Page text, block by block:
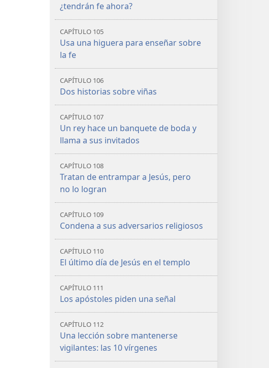
¿tendrán fe ahora?
CAPÍTULO 105
Usa una higuera para enseñar sobre
la fe
CAPÍTULO 106
Dos historias sobre viñas
CAPÍTULO 107
Un rey hace un banquete de boda y
llama a sus invitados
CAPÍTULO 108
Tratan de entrampar a Jesús, pero
no lo logran
CAPÍTULO 109
Condena a sus adversarios religiosos
CAPÍTULO 110
El último día de Jesús en el templo
CAPÍTULO 111
Los apóstoles piden una señal
CAPÍTULO 112
Una lección sobre mantenerse
vigilantes: las 10 vírgenes